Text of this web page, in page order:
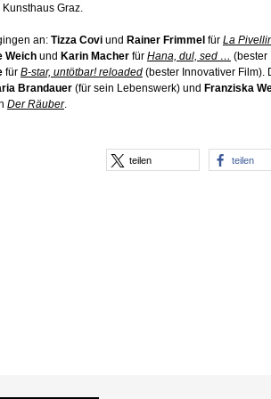
Kunsthaus Graz.
an: Tizza Covi und Rainer Frimmel für La
Weich und Karin Macher für Hana, dul, sed … (bester
für B-star, untötbar! reloaded (bester Innovativer Film).
Brandauer (für sein Lebenswerk) und Franziska
Der Räuber.
teilen teilen